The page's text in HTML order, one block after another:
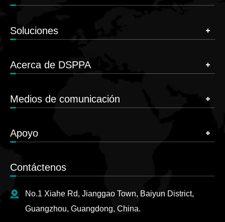
Soluciones
Acerca de DSPPA
Medios de comunicación
Apoyo
Contáctenos
No.1 Xiahe Rd, Jianggao Town, Baiyun District,
Guangzhou, Guangdong, China.